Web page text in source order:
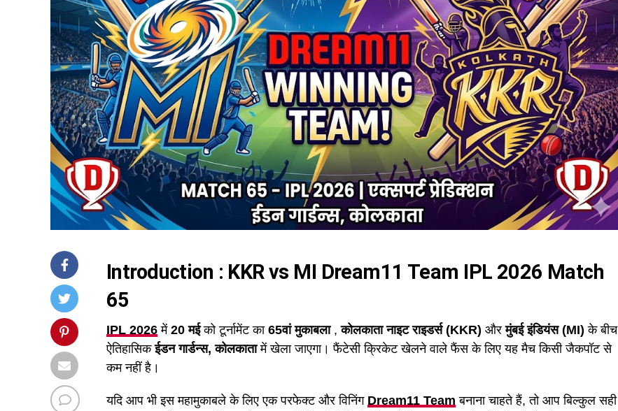
Introduction : KKR vs MI Dream11 Team IPL 2026 Match
65
IPL 2026 में 20 मईको टूर्नामेंट का 65वां मुकाबला,कोलकाता नाइट राइडर्स (KKR) औरमुंबई इंडियंस (MI) के बीच
ऐतिहासिकईडन गार्डन्स, कोलकातामें खेला जाएगा। फैंटेसी क्रिकेट खेलने वाले फैंस के लिए यह मैच किसी जैकपॉट से
कम नहीं है।
यदि आप भी इस महामुकाबले के लिए एक परफेक्ट और विनिंग Dream11 Team बनाना चाहते हैं, तो आप बिल्कुल सही